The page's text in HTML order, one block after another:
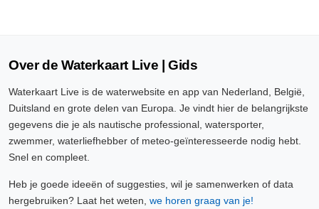
Over de Waterkaart Live | Gids
Waterkaart Live is de waterwebsite en app van Nederland, België,
Duitsland en grote delen van Europa. Je vindt hier de belangrijkste
gegevens die je als nautische professional, watersporter,
zwemmer, waterliefhebber of meteo-geïnteresseerde nodig hebt.
Snel en compleet.
Heb je goede ideeën of suggesties, wil je samenwerken of data
hergebruiken? Laat het weten, we horen graag van je!